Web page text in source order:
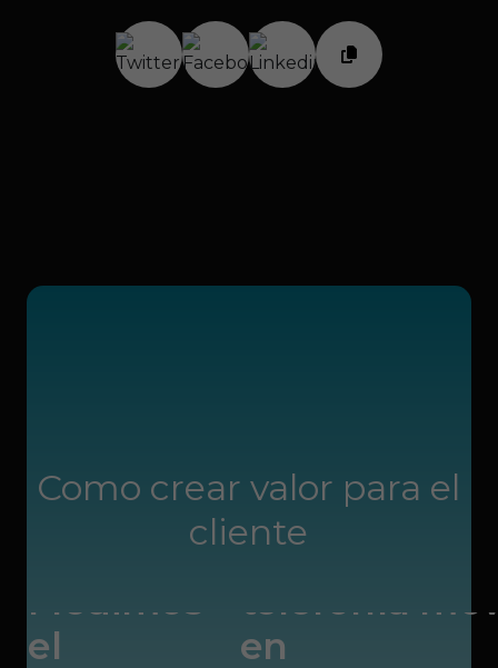
Como crear valor para el
cliente
Medimos
el
la red de
telefonía
en